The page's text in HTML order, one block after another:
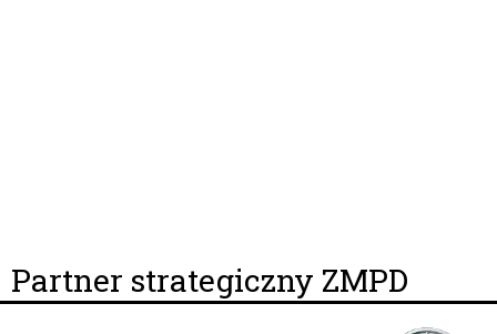
Partner strategiczny ZMPD